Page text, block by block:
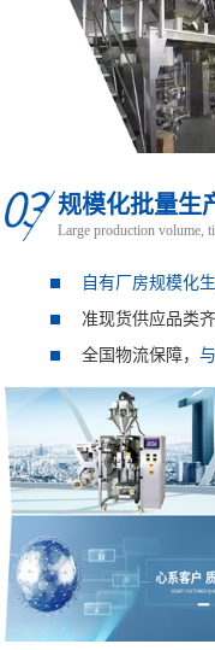
规模化批量生
Large production volume,
自有厂房规模化
准现货供应品类
全国物流保障，